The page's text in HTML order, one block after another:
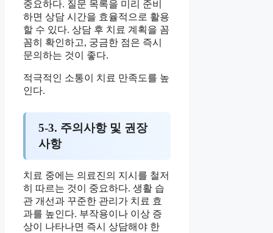
중요하다. 질문 목록을 미리 준비
하면 상담 시간을 효율적으로 활용
할 수 있다. 상담 후 치료 계획을 꼼
꼼히 확인하고, 궁금한 점은 즉시
문의하는 것이 좋다.
적극적인 소통이 치료 만족도를 높
인다.
5-3. 주의사항 및 권장
사항
치료 중에는 의료진의 지시를 철저
히 따르는 것이 중요하다. 생활 습
관 개선과 꾸준한 관리가 치료 효
과를 높인다. 부작용이나 이상 증
상이 나타나면 즉시 상담해야 한